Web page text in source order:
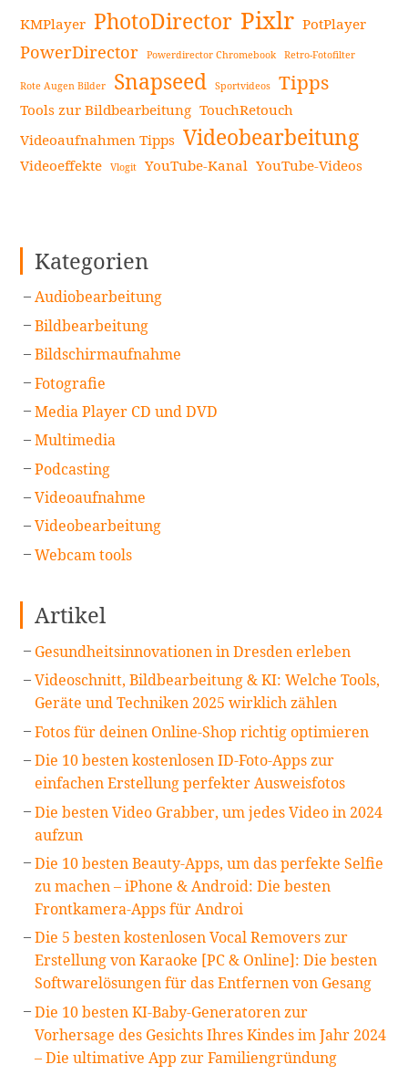
erstellen
weiterlesen
KMPlayer PhotoDirector Pixlr PotPlayer
PowerDirector Powerdirector Chromebook Retro-Fotofilter
Rote Augen Bilder Snapseed Sportvideos Tipps
Tools zur Bildbearbeitung TouchRetouch
Videoaufnahmen Tipps Videobearbeitung
Videoeffekte Vlogit YouTube-Kanal YouTube-Videos
Kategorien
Audiobearbeitung
Bildbearbeitung
Bildschirmaufnahme
Fotografie
Media Player CD und DVD
Multimedia
Podcasting
Videoaufnahme
Videobearbeitung
Webcam tools
Artikel
Gesundheitsinnovationen in Dresden erleben
Videoschnitt, Bildbearbeitung & KI: Welche Tools,
Geräte und Techniken 2025 wirklich zählen
Fotos für deinen Online-Shop richtig optimieren
Die 10 besten kostenlosen ID-Foto-Apps zur
einfachen Erstellung perfekter Ausweisfotos
Die besten Video Grabber, um jedes Video in 2024
aufzun
Die 10 besten Beauty-Apps, um das perfekte Selfie
zu machen – iPhone & Android: Die besten
Frontkamera-Apps für Androi
Die 5 besten kostenlosen Vocal Removers zur
Erstellung von Karaoke [PC & Online]: Die besten
Softwarelösungen für das Entfernen von Gesang
Die 10 besten KI-Baby-Generatoren zur
Vorhersage des Gesichts Ihres Kindes im Jahr 2024
– Die ultimative App zur Familiengründung